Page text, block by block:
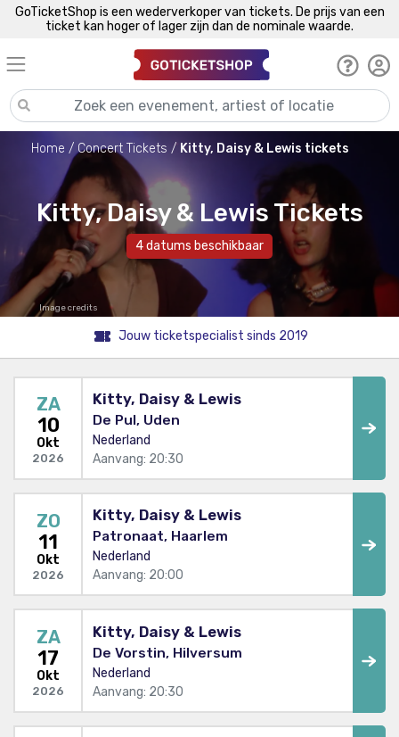
GoTicketShop is een wederverkoper van tickets. De prijs van een
ticket kan hoger of lager zijn dan de nominale waarde.
Home Concert Tickets Kitty, Daisy & Lewis tickets
Kitty, Daisy & Lewis Tickets
4 datums beschikbaar
Image credits
Jouw ticketspecialist sinds 2019
ZA
10
Okt
2026
Kitty, Daisy & Lewis
De Pul, Uden
Nederland
Aanvang: 20:30
ZO
11
Okt
2026
Kitty, Daisy & Lewis
Patronaat, Haarlem
Nederland
Aanvang: 20:00
ZA
17
Okt
2026
Kitty, Daisy & Lewis
De Vorstin, Hilversum
Nederland
Aanvang: 20:30